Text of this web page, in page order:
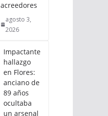
acreedores
agosto 3,
2026
Impactante
hallazgo
en Flores:
anciano de
89 años
ocultaba
un arsenal